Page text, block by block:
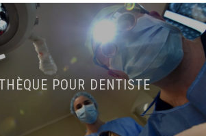
POUR DENTISTE